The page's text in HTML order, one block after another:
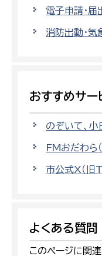
電子申請・届
消防出動・気
おすすめサー
のぞいて、
FMおだわ
市公式X（
よくある質問
このページに関連